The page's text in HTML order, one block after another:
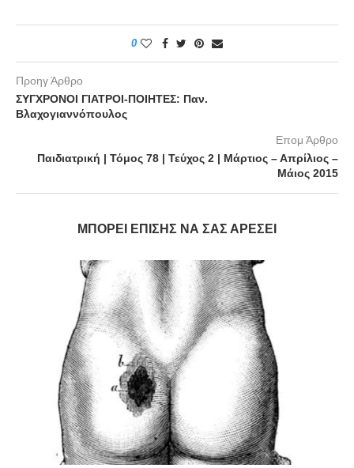
0
Προηγ Άρθρο
ΣΥΓΧΡΟΝΟΙ ΓΙΑΤΡΟΙ-ΠΟΙΗΤΕΣ: Παν.
Βλαχογιαννόπουλος
Επομ Άρθρο
Παιδιατρική | Τόμος 78 | Τεύχος 2 | Μάρτιος – Απρίλιος –
Μάιος 2015
ΜΠΟΡΕΊ ΕΠΊΣΗΣ ΝΑ ΣΑΣ ΑΡΈΣΕΙ